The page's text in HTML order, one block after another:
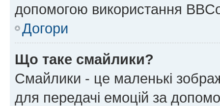
допомогою використання
Догори
Що таке смайлики?
Смайлики - це маленькі
для передачі емоцій за